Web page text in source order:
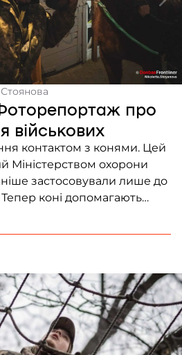
про
військових
контактом з конями. Цей
Міністерством охорони
застосовували лише до
Тепер коні допомагають
людей з психотравмами й
Працівниця
екскурсію […]